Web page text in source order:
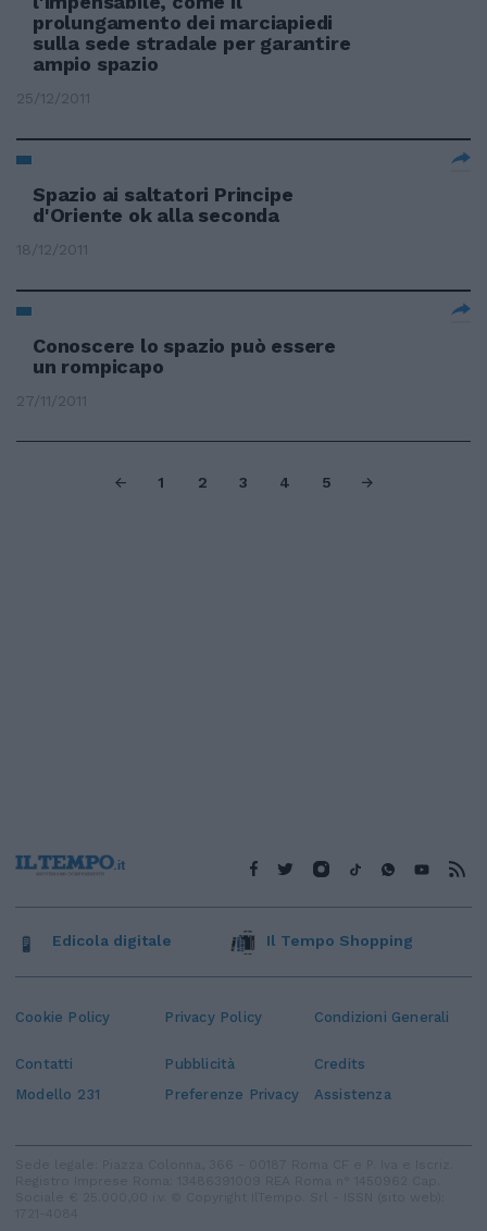
prolungamento dei marciapiedi
sulla sede stradale per garantire
ampio spazio
25/12/2011
Spazio ai saltatori Principe
d'Oriente ok alla seconda
18/12/2011
Conoscere lo spazio può essere
un rompicapo
27/11/2011
1 2 3 4 5
Cookie Policy Privacy Policy Condizioni Generali
Contatti Pubblicità
Credits
Modello 231
Preferenze Privacy Assistenza
Edicola digitale Il Tempo Shopping